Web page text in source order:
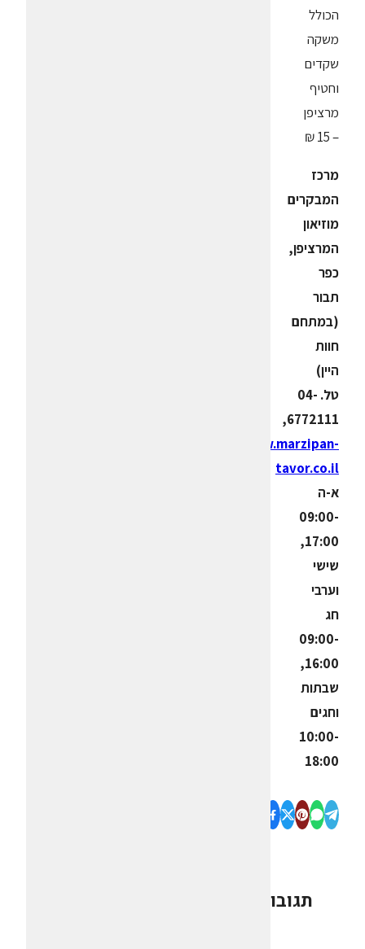
הכולל
משקה
שקדים
וחטיף
מרציפן
– 15 ₪
מרכז
המבקרים
מוזיאון
המרציפן,
כפר
תבור
(במתחם
חוות
היין)
טל. 04-
6772111,
www.marzipan-
tavor.co.il
א-ה
09:00-
17:00,
שישי
וערבי
חג
09:00-
16:00,
שבתות
וחגים
10:00-
18:00
תגובות